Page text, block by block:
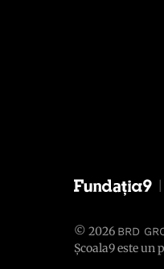
© 2026 BRD
Școala9 este un